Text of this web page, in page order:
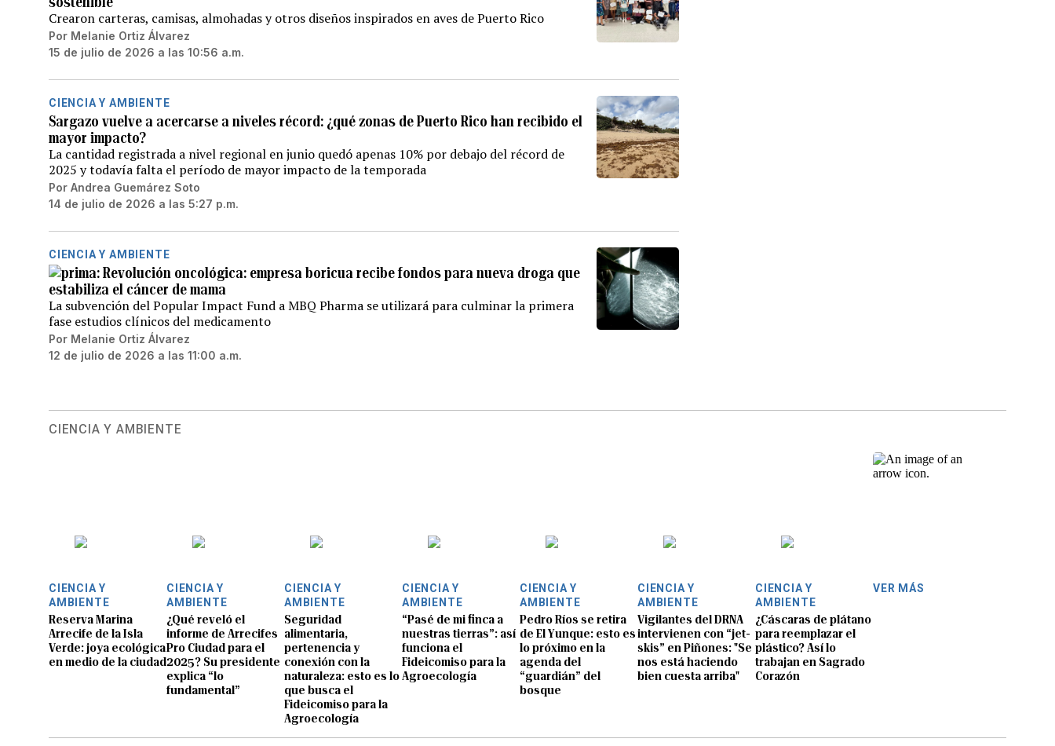
Crearon carteras, camisas, almohadas y otros diseños inspirados en aves de Puerto Rico
Por Melanie Ortiz Álvarez
15 de julio de 2026 a las 10:56 a.m.
CIENCIA Y AMBIENTE
Sargazo vuelve a acercarse a niveles récord: ¿qué zonas de Puerto Rico han recibido el
mayor impacto?
La cantidad registrada a nivel regional en junio quedó apenas 10% por debajo del récord de
2025 y todavía falta el período de mayor impacto de la temporada
Por Andrea Guemárez Soto
14 de julio de 2026 a las 5:27 p.m.
CIENCIA Y AMBIENTE
Revolución oncológica: empresa boricua recibe fondos para nueva droga que
estabiliza el cáncer de mama
La subvención del Popular Impact Fund a MBQ Pharma se utilizará para culminar la primera
fase estudios clínicos del medicamento
Por Melanie Ortiz Álvarez
12 de julio de 2026 a las 11:00 a.m.
CIENCIA Y AMBIENTE
CIENCIA Y
AMBIENTE
Reserva Marina
Arrecife de la Isla
Verde: joya ecológica
en medio de la ciudad
CIENCIA Y
AMBIENTE
¿Qué reveló el
informe de Arrecifes
Pro Ciudad para el
2025? Su presidente
explica “lo
fundamental”
CIENCIA Y
AMBIENTE
Seguridad
alimentaria,
pertenencia y
conexión con la
naturaleza: esto es lo
que busca el
Fideicomiso para la
Agroecología
CIENCIA Y
AMBIENTE
“Pasé de mi finca a
nuestras tierras”: así
funciona el
Fideicomiso para la
Agroecología
CIENCIA Y
AMBIENTE
Pedro Ríos se retira
de El Yunque: esto es
lo próximo en la
agenda del
“guardián” del
bosque
CIENCIA Y
AMBIENTE
Vigilantes del DRNA
intervienen con “jet-
skis” en Piñones: "Se
nos está haciendo
bien cuesta arriba"
CIENCIA Y
AMBIENTE
¿Cáscaras de plátano
para reemplazar el
plástico? Así lo
trabajan en Sagrado
Corazón
VER MÁS